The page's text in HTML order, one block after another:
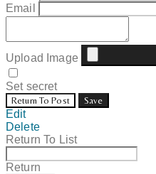
Email
Upload Image
Set secret
Return To Post Save
Edit
Delete
Return To List
Return